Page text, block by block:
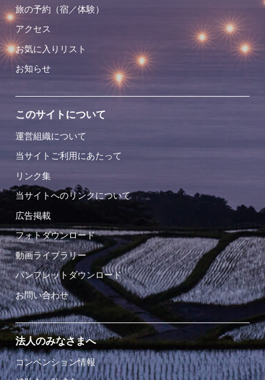
旅の予約（宿／体験）
アクセス
お気に入りリスト
お知らせ
このサイトについて
運営組織について
当サイトご利用にあたって
リンク集
当サイトへのリンクについて
広告掲載
フォトダウンロード
動画ライブラリー
パンフレットダウンロード
お問い合わせ
法人のみなさまへ
コンベンション情報